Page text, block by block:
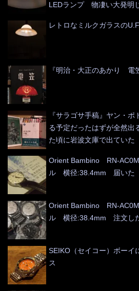
LEDランプ 物凄い大発明
レトロなミルクガラスの
『明治・大正のあかり
『サラゴサ手稿』ヤン・
る予定だったはずが全然出
た頃に岩波文庫で出ていた
Orient Bambino RN-
ル 横径:38.4mm 届いた
Orient Bambino RN-
ル 横径:38.4mm 注文し
SEIKO（セイコー）ボーイ
ス